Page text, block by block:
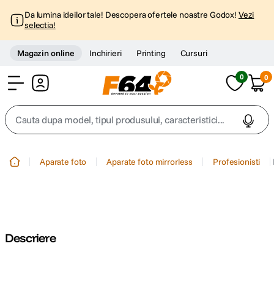
Da lumina ideilor tale! Descopera ofertele noastre Godox! Vezi
selectia!
Magazin online Inchirieri Printing Cursuri
0 0
Cauta dupa model, tipul produsului, caracteristici...
3. trepied telefon
Aparate foto Aparate foto mirrorless Profesionisti
Descriere